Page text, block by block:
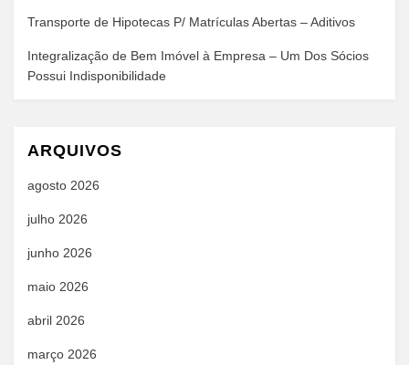
Transporte de Hipotecas P/ Matrículas Abertas – Aditivos
Integralização de Bem Imóvel à Empresa – Um Dos Sócios
Possui Indisponibilidade
ARQUIVOS
agosto 2026
julho 2026
junho 2026
maio 2026
abril 2026
março 2026